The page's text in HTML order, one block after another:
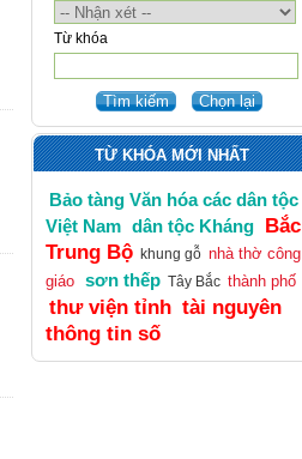
Từ khóa
TỪ KHÓA MỚI NHẤT
Bảo tàng Văn hóa các dân tộc
Việt Nam dân tộc Kháng Bắc
Trung Bộ khung gỗ nhà thờ công
giáo sơn thếp Tây Bắc thành phố
thư viện tỉnh tài nguyên
thông tin số